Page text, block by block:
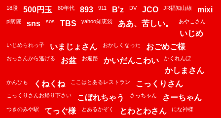
18段 500円玉 80年代 893 911 B'z DV JCO JR福知山線 mixi
pl病院 sns sos TBS yahoo知恵袋 ああ、苦しい。 あやこさん
いじめ
いじめられっ子 いまじょさん おかしくなった おごめご様
おっさんから逃げる お盆 お遍路 かいだんこわい かくれんぼ
かしまさん
かんひも くねくね ここはとあるレストラン こっくりさん
こっくりさんお帰り下さい こぼれちゃう さっちゃん さーちゃん
つきのみや駅 てっぐ様 とあるかぞく とわとわさん にな神様